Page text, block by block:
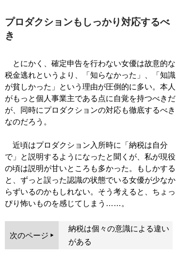
プロダクションもしっかり対応するべ
き
とにかく、確定申告を行わない女優は故意的な
税金逃れというより、「知らなかった」、「知識
が貧しかった」という理由が圧倒的に多い。本人
がもっと個人事業主である点に自覚を持つべきだ
が、同時にプロダクションの対応も徹底するべき
なのだろう。
近頃はプロダクション入所時に「納税は自分
で」と説明するようになったと聞くが、私が現役
の頃は説明が甘いところも多かった。もしかする
と、ずっと誤った認識の状態でいる女優が少なか
らずいるのかもしれない。そう考えると、ちょっ
ぴり怖いものを感じてしまう……。
次のページ
納税は個々の意識による違い
がある